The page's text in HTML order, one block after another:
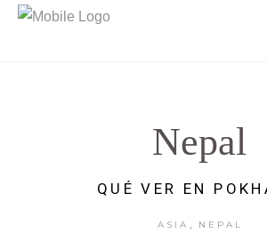
Nepal
QUÉ VER EN
ASIA NEPAL